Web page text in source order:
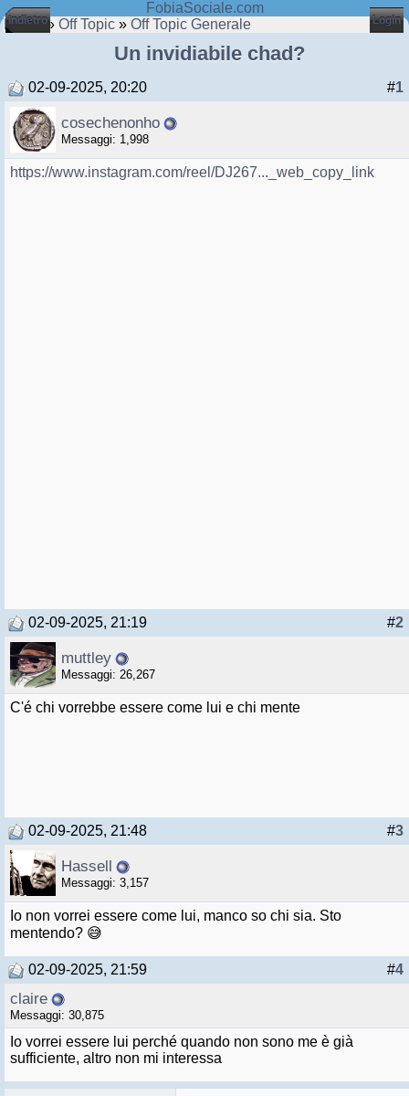
FobiaSociale.com
Indietro Login
Home » Off Topic » Off Topic Generale
Un invidiabile chad?
#1
02-09-2025, 20:20
cosechenonho
Messaggi: 1,998
https://www.instagram.com/reel/DJ267..._web_copy_link
#2
02-09-2025, 21:19
muttley
Messaggi: 26,267
C'é chi vorrebbe essere come lui e chi mente
#3
02-09-2025, 21:48
Hassell
Messaggi: 3,157
Io non vorrei essere come lui, manco so chi sia. Sto
mentendo? 😅
#4
02-09-2025, 21:59
claire
Messaggi: 30,875
Io vorrei essere lui perché quando non sono me è già
sufficiente, altro non mi interessa